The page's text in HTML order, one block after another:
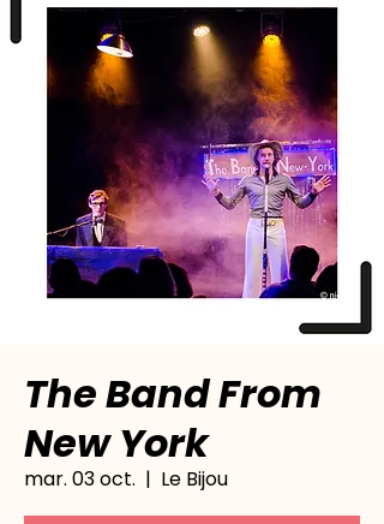
The Band From
New York
mar. 03 oct.
  |
Le Bijou